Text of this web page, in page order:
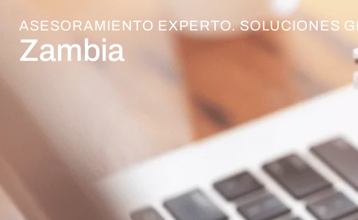
ASESORAMIENTO EXPERTO. SOLUCIONES
Zambia